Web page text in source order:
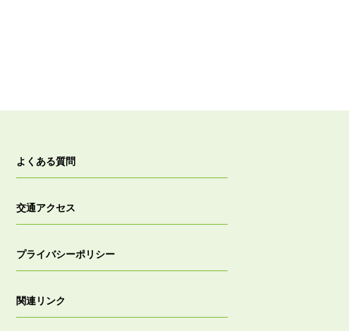
よくある質問
交通アクセス
プライバシーポリシー
関連リンク